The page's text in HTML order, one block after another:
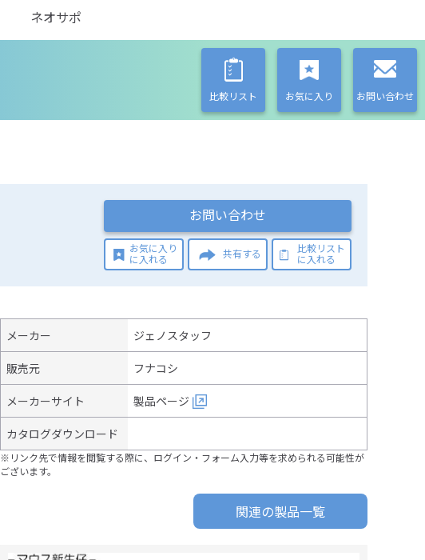
ネオサポ
比較リスト お気に入り お問い合わせ
お問い合わせ
お気に入り
に入れる
共有する
比較リスト
に入れる
メーカー ジェノスタッフ
販売元 フナコシ
メーカーサイト 製品ページ
カタログダウンロード
※リンク先で情報を閲覧する際に、ログイン・フォーム入力等を求められる可能性が
ございます。
関連の製品一覧